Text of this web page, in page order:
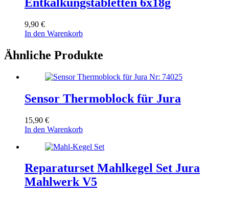
9,90 €
In den Warenkorb
Ähnliche Produkte
Sensor Thermoblock für Jura
15,90 €
In den Warenkorb
Reparaturset Mahlkegel Set Jura
Mahlwerk V5